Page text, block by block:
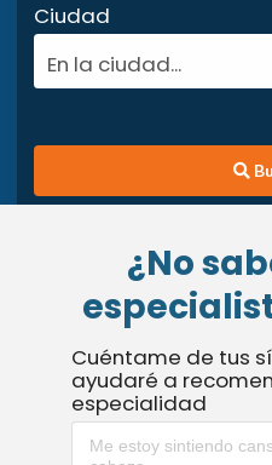
Ciudad
En la ciudad...
¿No
Cuéntame de tus
ayudaré a
especialidad